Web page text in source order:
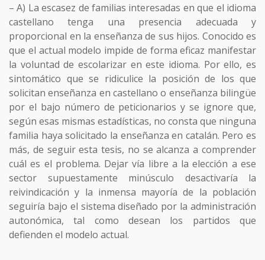
– A) La escasez de familias interesadas en que el idioma
castellano tenga una presencia adecuada y
proporcional en la enseñanza de sus hijos. Conocido es
que el actual modelo impide de forma eficaz manifestar
la voluntad de escolarizar en este idioma. Por ello, es
sintomático que se ridiculice la posición de los que
solicitan enseñanza en castellano o enseñanza bilingüe
por el bajo número de peticionarios y se ignore que,
según esas mismas estadísticas, no consta que ninguna
familia haya solicitado la enseñanza en catalán. Pero es
más, de seguir esta tesis, no se alcanza a comprender
cuál es el problema. Dejar vía libre a la elección a ese
sector supuestamente minúsculo desactivaría la
reivindicación y la inmensa mayoría de la población
seguiría bajo el sistema diseñado por la administración
autonómica, tal como desean los partidos que
defienden el modelo actual.